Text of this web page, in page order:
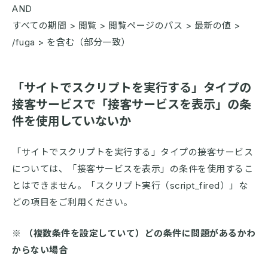
AND
すべての期間 > 閲覧 > 閲覧ページのパス > 最新の値 >
/fuga > を含む（部分一致）
「サイトでスクリプトを実行する」タイプの
接客サービスで「接客サービスを表示」の条
件を使用していないか
「サイトでスクリプトを実行する」タイプの接客サービス
については、「接客サービスを表示」の条件を使用するこ
とはできません。「スクリプト実行（script_fired）」な
どの項目をご利用ください。
※ （複数条件を設定していて）どの条件に問題があるかわ
からない場合